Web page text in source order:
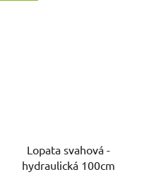
Lopata svahová -
hydraulická 100cm